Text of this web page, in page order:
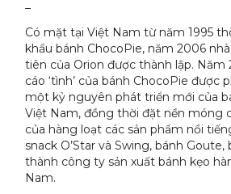
–
Có mặt tại Việt Nam từ năm 1995
khẩu bánh ChocoPie, năm 2006
tiên của Orion được thành lập.
cáo ‘tình’ của bánh ChocoPie được
một kỷ nguyên phát triển mới của
Việt Nam, đồng thời đặt nền móng
của hàng loạt các sản phẩm nổi
snack O’Star và Swing, bánh Goute,
thành công ty sản xuất bánh kẹo
Nam.